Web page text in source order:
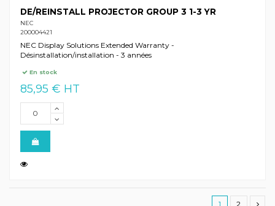
DE/REINSTALL PROJECTOR GROUP 3 1-3 YR
NEC
200004421
NEC Display Solutions Extended Warranty -
Désinstallation/installation - 3 années
En stock
85,95 € HT
1 2